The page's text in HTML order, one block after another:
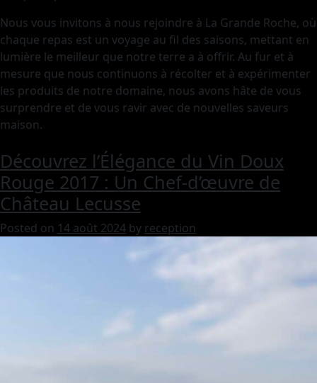
Nous vous invitons à nous rejoindre à La Grande Roche, où
chaque repas est un voyage au fil des saisons, mettant en
lumière le meilleur que notre terre a à offrir. Au fur et à
mesure que nous continuons à récolter et à expérimenter
les produits de notre domaine, nous avons hâte de vous
surprendre et de vous ravir avec de nouvelles saveurs
maison.
Découvrez l’Élégance du Vin Doux
Rouge 2017 : Un Chef-d’œuvre de
Château Lecusse
Posted on 14 août 2024 by reception